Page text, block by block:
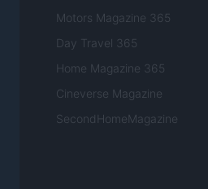
Motors Magazine 365
Day Travel 365
Home Magazine 365
Cineverse Magazine
SecondHomeMagazine